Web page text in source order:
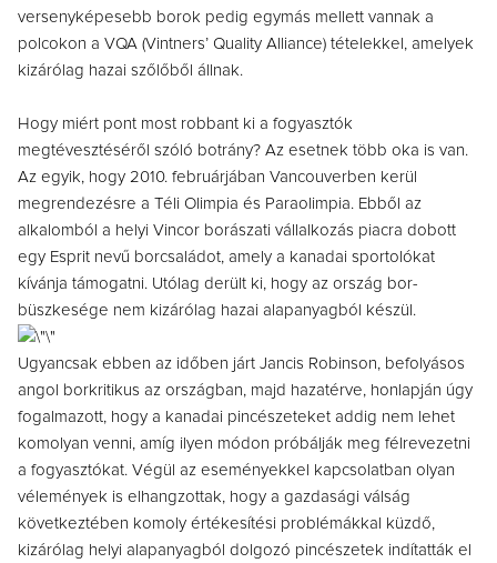
versenyképesebb borok pedig egymás mellett vannak a
polcokon a VQA (Vintners’ Quality Alliance) tételekkel, amelyek
kizárólag hazai szőlőből állnak.
Hogy miért pont most robbant ki a fogyasztók
megtévesztéséről szóló botrány? Az esetnek több oka is van.
Az egyik, hogy 2010. februárjában Vancouverben kerül
megrendezésre a Téli Olimpia és Paraolimpia. Ebből az
alkalomból a helyi Vincor borászati vállalkozás piacra dobott
egy Esprit nevű borcsaládot, amely a kanadai sportolókat
kívánja támogatni. Utólag derült ki, hogy az ország bor-
büszkesége nem kizárólag hazai alapanyagból készül.
Ugyancsak ebben az időben járt Jancis Robinson, befolyásos
angol borkritikus az országban, majd hazatérve, honlapján úgy
fogalmazott, hogy a kanadai pincészeteket addig nem lehet
komolyan venni, amíg ilyen módon próbálják meg félrevezetni
a fogyasztókat. Végül az eseményekkel kapcsolatban olyan
vélemények is elhangzottak, hogy a gazdasági válság
következtében komoly értékesítési problémákkal küzdő,
kizárólag helyi alapanyagból dolgozó pincészetek indítatták el